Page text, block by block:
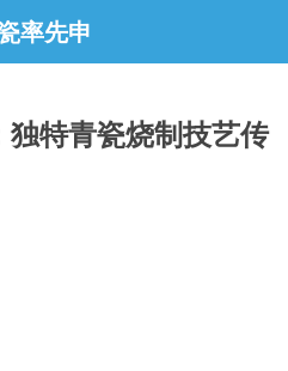
率先申
青瓷烧制
特青瓷烧制技艺传